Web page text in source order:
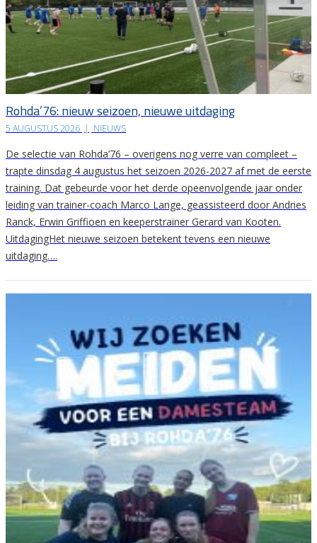
Rohda’76: nieuw seizoen, nieuwe uitdaging
5 AUGUSTUS 2026 | NIEUWS
De selectie van Rohda’76 – overigens nog verre van compleet –
trapte dinsdag 4 augustus het seizoen 2026-2027 af met de eerste
training. Dat gebeurde voor het derde opeenvolgende jaar onder
leiding van trainer-coach Marco Lange, geassisteerd door Andries
Ranck, Erwin Griffioen en keeperstrainer Gerard van Kooten.
UitdagingHet nieuwe seizoen betekent tevens een nieuwe
uitdaging….